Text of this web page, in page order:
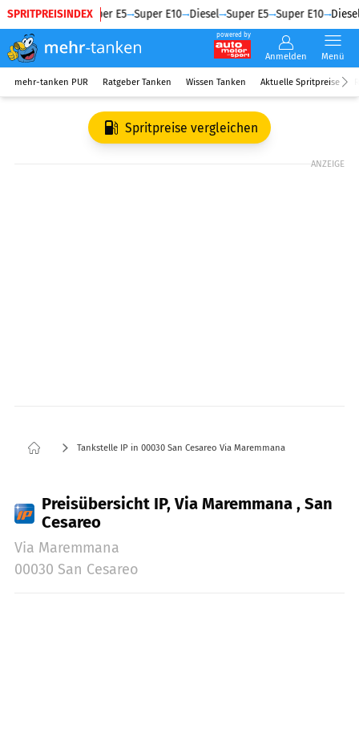
SPRITPREISINDEX
Diesel Super E5 Super E10 Diesel Super E5 Super E10 Diesel
powered by
Anmelden Menü
mehr-tanken PUR Ratgeber Tanken Wissen Tanken Aktuelle Spritpreise
Spritpreise vergleichen
ANZEIGE
Tankstelle IP in 00030 San Cesareo Via Maremmana
Preisübersicht IP, Via Maremmana , San
Cesareo
Via Maremmana
00030 San Cesareo